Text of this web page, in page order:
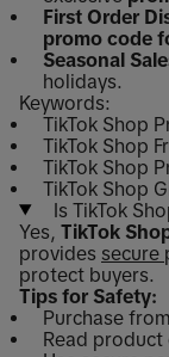
First Order
promo code
Seasonal
holidays.
Keywords:
TikTok Shop
TikTok Shop
TikTok Shop
TikTok Shop
Is TikTok
Yes, TikTok
provides secure
protect buyers.
Tips for Safety:
Purchase
Read